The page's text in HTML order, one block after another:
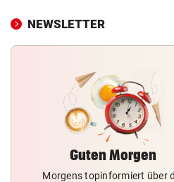
NEWSLETTER
Guten Morgen
Morgens topinformiert über